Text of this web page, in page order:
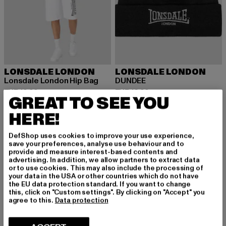
LONSDALE LONDON
Lonsdale London Hip Bag
EUR 19,99
Huidige prijs: EUR 19,99
LONSDALE LONDON
DUNDEE
EUR 12,99
Huidige prijs: EUR 12,99
-25% -25%
GREAT TO SEE YOU
HERE!
DefShop uses cookies to improve your use experience,
save your preferences, analyse use behaviour and to
provide and measure interest-based contents and
advertising. In addition, we allow partners to extract data
or to use cookies. This may also include the processing of
your data in the USA or other countries which do not have
the EU data protection standard. If you want to change
this, click on "Custom settings". By clicking on "Accept" you
agree to this. Data protection